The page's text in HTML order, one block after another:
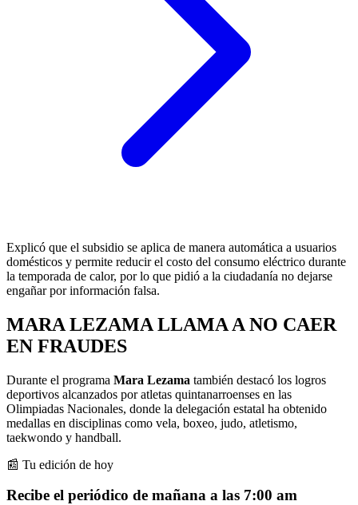
Explicó que el subsidio se aplica de manera automática a usuarios
domésticos y permite reducir el costo del consumo eléctrico durante
la temporada de calor, por lo que pidió a la ciudadanía no dejarse
engañar por información falsa.
MARA LEZAMA LLAMA A NO CAER
EN FRAUDES
Durante el programa Mara Lezama también destacó los logros
deportivos alcanzados por atletas quintanarroenses en las
Olimpiadas Nacionales, donde la delegación estatal ha obtenido
medallas en disciplinas como vela, boxeo, judo, atletismo,
taekwondo y handball.
📰 Tu edición de hoy
Recibe el periódico de mañana a las 7:00 am